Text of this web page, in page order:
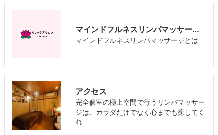
マインドフルネスリンパマッサージとは
マインドフルネスリンパマッサージとは
アクセス
完全個室の極上空間で行うリンパマッサー
ジは、カラダだけでなく心までも癒してく
れ…